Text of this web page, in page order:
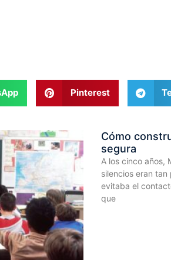
Pinterest
Cómo
segura
A los cinco años,
silencios eran
evitaba el
que